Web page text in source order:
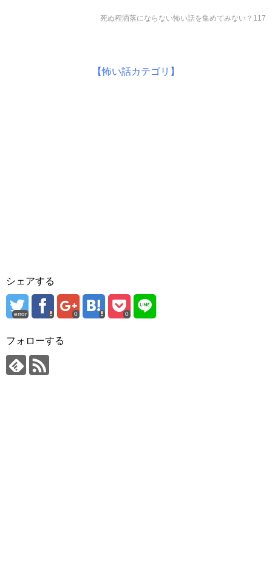
死ぬ程洒落にならない怖い話を集めてみない？117
【怖い話カテゴリ】
シェアする
error 0 0
フォローする